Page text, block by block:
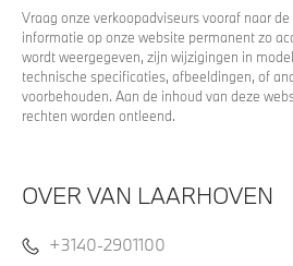
Vraag onze verkoopadviseurs vooraf naar
informatie op onze website permanent zo
wordt weergegeven, zijn wijzigingen in
technische specificaties, afbeeldingen, of
voorbehouden. Aan de inhoud van deze
rechten worden ontleend.
OVER VAN LAARHOVEN
+3140-2901100